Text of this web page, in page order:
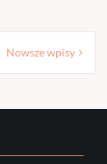
Nowsze wpisy